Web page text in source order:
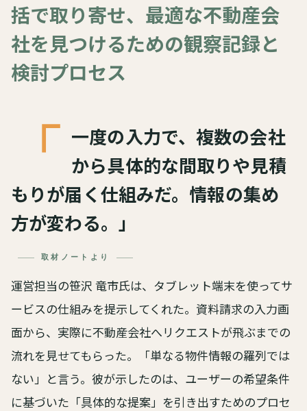
括で取り寄せ、最適な不動産会
社を見つけるための観察記録と
検討プロセス
「 一度の入力で、複数の会社
から具体的な間取りや見積
もりが届く仕組みだ。情報の集め
方が変わる。」
取材ノートより
運営担当の笹沢 竜市氏は、タブレット端末を使ってサ
ービスの仕組みを提示してくれた。資料請求の入力画
面から、実際に不動産会社へリクエストが飛ぶまでの
流れを見せてもらった。「単なる物件情報の羅列では
ない」と言う。彼が示したのは、ユーザーの希望条件
に基づいた「具体的な提案」を引き出すためのプロセ